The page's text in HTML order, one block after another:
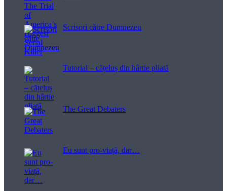
Scrisori către Dumnezeu
Tutorial – cățeluș din hârtie pliată
The Great Debaters
Eu sunt pro-viață, dar…